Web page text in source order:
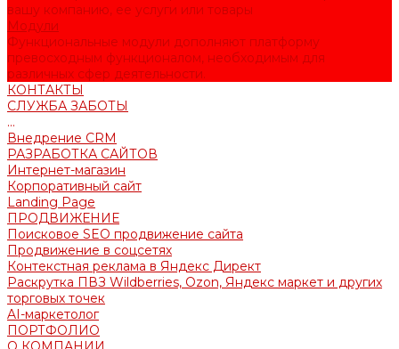
вашу компанию, ее услуги или товары
Модули
Функциональные модули дополняют платформу
превосходным функционалом, необходимым для
различных сфер деятельности.
КОНТАКТЫ
СЛУЖБА ЗАБОТЫ
...
Внедрение CRM
РАЗРАБОТКА САЙТОВ
Интернет-магазин
Корпоративный сайт
Landing Page
ПРОДВИЖЕНИЕ
Поисковое SEO продвижение сайта
Продвижение в соцсетях
Контекстная реклама в Яндекс Директ
Раскрутка ПВЗ Wildberries, Ozon, Яндекс маркет и других
торговых точек
AI-маркетолог
ПОРТФОЛИО